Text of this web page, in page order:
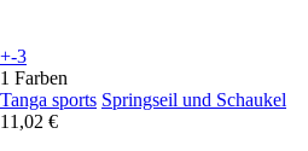
+-3
1 Farben
Tanga sports Springseil und Schaukel
11,02 €